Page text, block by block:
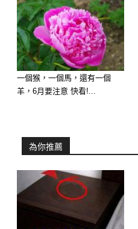
糾纏原因： 天秤座
尋者，他們討厭衝
往在分手後幾天又
做出「錯誤的」決
糾纏表現： 他們不
容易出現「分了又
痛苦，維持朋友關
所以總是剪不斷理
種曖昧不明的狀態。
一個猴，一個馬，還有一個
羊，6月要注意 快看!...
為你推薦